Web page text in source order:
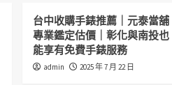
台中收購手錶推薦｜元泰當舖
專業鑑定估價｜彰化與南投也
能享有免費手錶服務
admin 2025 年 7 月 22 日